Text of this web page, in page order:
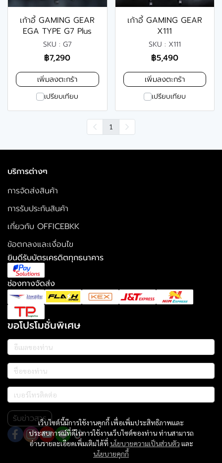
เก้าอี้ GAMING GEAR
EGA TYPE G7 Plus
SKU : G7
฿7,290
เพิ่มลงตะกร้า
เปรียบเทียบ
เก้าอี้ GAMING GEAR
X111
SKU : X111
฿5,490
เพิ่มลงตะกร้า
เปรียบเทียบ
1
เว็บไซต์นี้มีการใช้งานคุกกี้ เพื่อเพิ่มประสิทธิภาพและ
ประสบการณ์ที่ดีในการใช้งานเว็บไซต์ของท่าน ท่านสามารถ
อ่านรายละเอียดเพิ่มเติมได้ที่ นโยบายความเป็นส่วนตัว และ
นโยบายคุกกี้
บริการต่างๆ
การจัดส่งสินค้า
การรับประกันสินค้า
เกี่ยวกับ OFFICEBKK
ข้อตกลงและเงื่อนไข
ยินดีรับบัตรเครดิตทุกธนาคาร
ช่องทางจัดส่ง
ขอโปรโมชั่นพิเศษ
รับข่าวสาร